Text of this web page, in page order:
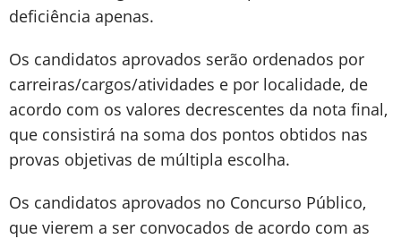
deficiência apenas.
Os candidatos aprovados serão ordenados por
carreiras/cargos/atividades e por localidade, de
acordo com os valores decrescentes da nota final,
que consistirá na soma dos pontos obtidos nas
provas objetivas de múltipla escolha.
Os candidatos aprovados no Concurso Público,
que vierem a ser convocados de acordo com as